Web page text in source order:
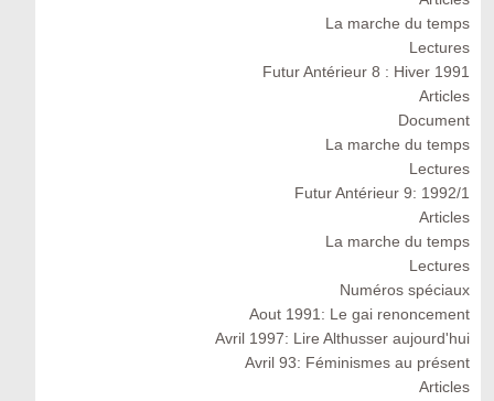
La marche du temps
Lectures
Futur Antérieur 8 : Hiver 1991
Articles
Document
La marche du temps
Lectures
Futur Antérieur 9: 1992/1
Articles
La marche du temps
Lectures
Numéros spéciaux
Aout 1991: Le gai renoncement
Avril 1997: Lire Althusser aujourd'hui
Avril 93: Féminismes au présent
Articles